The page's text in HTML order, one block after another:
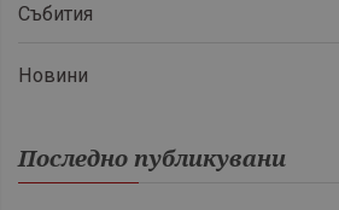
Събития
Новини
Последно публикувани